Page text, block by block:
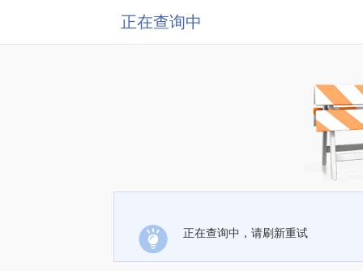
正在查询中
正在查询中，请刷新重试